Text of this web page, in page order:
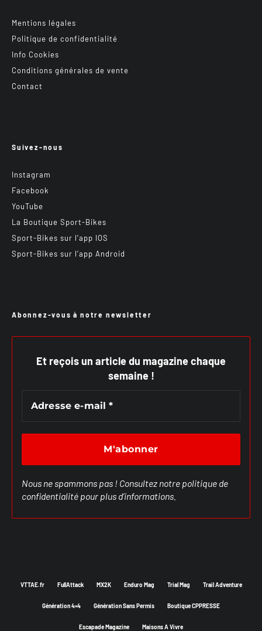
Mentions légales
Politique de confidentialité
Info Cookies
Conditions générales de vente
Contact
Suivez-nous
Instagram
Facebook
YouTube
La Boutique Sport-Bikes
Sport-Bikes sur l’app IOS
Sport-Bikes sur l’app Android
Abonnez-vous à notre newsletter
Et reçois un article du magazine chaque
semaine !
Nous ne spammons pas ! Consultez notre politique de
confidentialité pour plus d’informations.
VTTAE.fr FullAttack MX2K Enduro Mag Trial Mag Trail Adventure
Génération 4×4 Génération Sans Permis Boutique CPPRESSE
Escapade Magazine Maisons A Vivre